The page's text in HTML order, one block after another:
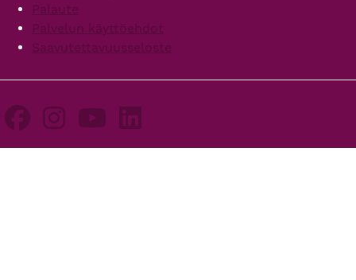
Palaute
Palvelun käyttöehdot
Saavutettavuusseloste